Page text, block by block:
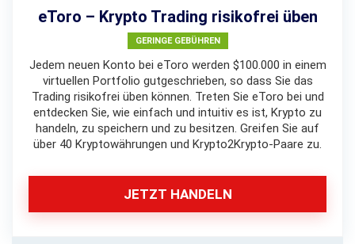
eToro – Krypto Trading risikofrei üben
GERINGE GEBÜHREN
Jedem neuen Konto bei eToro werden $100.000 in einem
virtuellen Portfolio gutgeschrieben, so dass Sie das
Trading risikofrei üben können. Treten Sie eToro bei und
entdecken Sie, wie einfach und intuitiv es ist, Krypto zu
handeln, zu speichern und zu besitzen. Greifen Sie auf
über 40 Kryptowährungen und Krypto2Krypto-Paare zu.
JETZT HANDELN